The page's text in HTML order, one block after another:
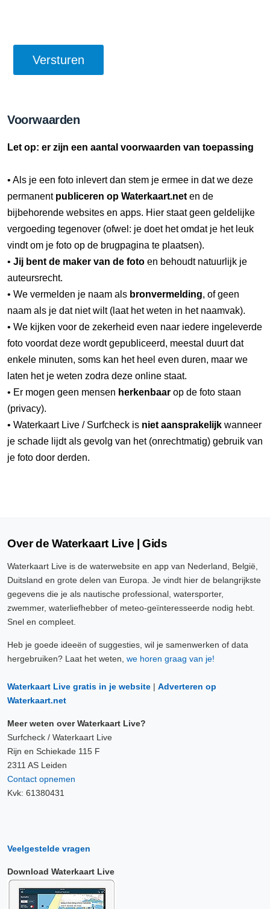
Voorwaarden
Let op: er zijn een aantal voorwaarden van toepassing
• Als je een foto inlevert dan stem je ermee in dat we deze
permanent publiceren op Waterkaart.net en de
bijbehorende websites en apps. Hier staat geen geldelijke
vergoeding tegenover (ofwel: je doet het omdat je het leuk
vindt om je foto op de brugpagina te plaatsen).
• Jij bent de maker van de foto en behoudt natuurlijk je
auteursrecht.
• We vermelden je naam als bronvermelding, of geen
naam als je dat niet wilt (laat het weten in het naamvak).
• We kijken voor de zekerheid even naar iedere ingeleverde
foto voordat deze wordt gepubliceerd, meestal duurt dat
enkele minuten, soms kan het heel even duren, maar we
laten het je weten zodra deze online staat.
• Er mogen geen mensen herkenbaar op de foto staan
(privacy).
• Waterkaart Live / Surfcheck is niet aansprakelijk wanneer
je schade lijdt als gevolg van het (onrechtmatig) gebruik van
je foto door derden.
Over de Waterkaart Live | Gids
Waterkaart Live is de waterwebsite en app van Nederland, België,
Duitsland en grote delen van Europa. Je vindt hier de belangrijkste
gegevens die je als nautische professional, watersporter,
zwemmer, waterliefhebber of meteo-geïnteresseerde nodig hebt.
Snel en compleet.
Heb je goede ideeën of suggesties, wil je samenwerken of data
hergebruiken? Laat het weten, we horen graag van je!
Waterkaart Live gratis in je website | Adverteren op
Waterkaart.net
Meer weten over Waterkaart Live?
Surfcheck / Waterkaart Live
Rijn en Schiekade 115 F
2311 AS Leiden
Contact opnemen
Kvk: 61380431
Veelgestelde vragen
Download Waterkaart Live